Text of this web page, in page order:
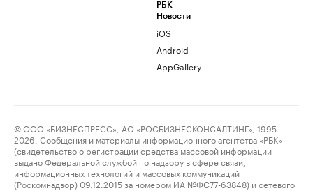
РБК
Новости
iOS
Android
AppGallery
© ООО «БИЗНЕСПРЕСС», АО «РОСБИЗНЕСКОНСАЛТИНГ», 1995–
2026. Сообщения и материалы информационного агентства «РБК»
(свидетельство о регистрации средства массовой информации
выдано Федеральной службой по надзору в сфере связи,
информационных технологий и массовых коммуникаций
(Роскомнадзор) 09.12.2015 за номером ИА №ФС77-63848) и сетевого